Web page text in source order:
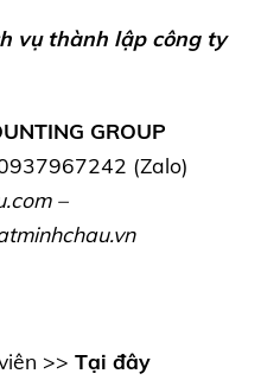
vụ thành lập công ty
GROUP
(Zalo)
–
>> Tại đây